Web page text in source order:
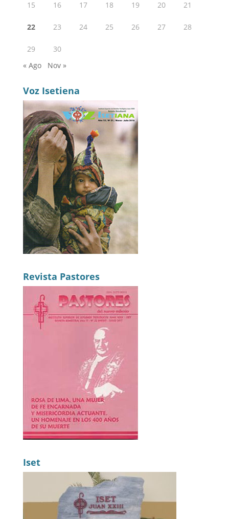
15 16 17 18 19 20 21
22 23 24 25 26 27 28
29
30
« Ago
Nov »
Voz Isetiena
Revista Pastores
Iset